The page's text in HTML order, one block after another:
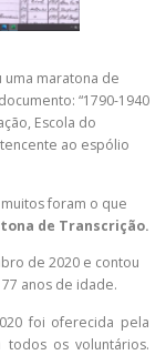
uma maratona de
“1790-1940
Escola do
ao espólio
foram o que
de Transcrição.
de 2020 e contou
anos de idade.
foi oferecida pela
os voluntários.